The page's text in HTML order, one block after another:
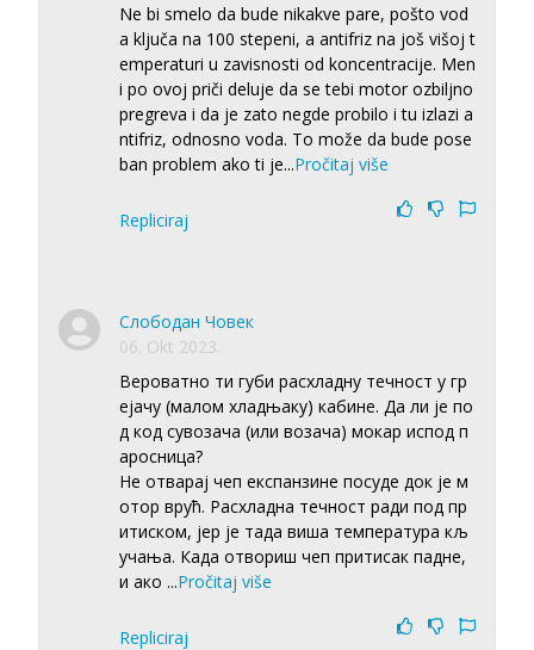
Ne bi smelo da bude nikakve pare, pošto vod
a ključa na 100 stepeni, a antifriz na još višoj t
emperaturi u zavisnosti od koncentracije. Men
i po ovoj priči deluje da se tebi motor ozbiljno
pregreva i da je zato negde probilo i tu izlazi a
ntifriz, odnosno voda. To može da bude pose
ban problem ako ti je...Pročitaj više
Repliciraj
Слободан Човек
06. Okt 2023.
Вероватно ти губи расхладну течност у гр
ејачу (малом хладњаку) кабине. Да ли је по
д код сувозача (или возача) мокар испод п
аросница?
Не отварај чеп експанзине посуде док је м
отор врућ. Расхладна течност ради под пр
итиском, јер је тада виша температура кљ
учања. Када отвориш чеп притисак падне,
и ако ...Pročitaj više
Repliciraj